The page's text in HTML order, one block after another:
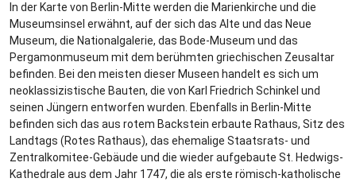
In der Karte von Berlin-Mitte werden die Marienkirche und die
Museumsinsel erwähnt, auf der sich das Alte und das Neue
Museum, die Nationalgalerie, das Bode-Museum und das
Pergamonmuseum mit dem berühmten griechischen Zeusaltar
befinden. Bei den meisten dieser Museen handelt es sich um
neoklassizistische Bauten, die von Karl Friedrich Schinkel und
seinen Jüngern entworfen wurden. Ebenfalls in Berlin-Mitte
befinden sich das aus rotem Backstein erbaute Rathaus, Sitz des
Landtags (Rotes Rathaus), das ehemalige Staatsrats- und
Zentralkomitee-Gebäude und die wieder aufgebaute St. Hedwigs-
Kathedrale aus dem Jahr 1747, die als erste römisch-katholische